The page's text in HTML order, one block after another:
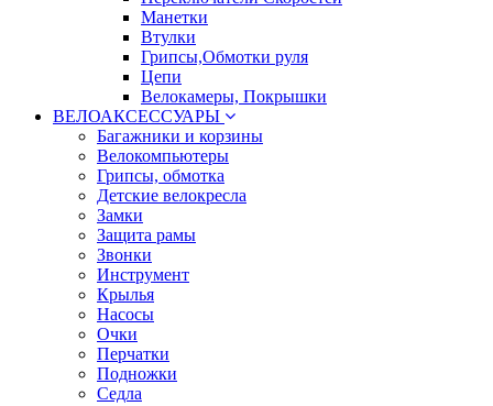
Манетки
Втулки
Грипсы,Обмотки руля
Цепи
Велокамеры, Покрышки
ВЕЛОАКСЕССУАРЫ
Багажники и корзины
Велокомпьютеры
Грипсы, обмотка
Детские велокресла
Замки
Защита рамы
Звонки
Инструмент
Крылья
Насосы
Очки
Перчатки
Подножки
Седла